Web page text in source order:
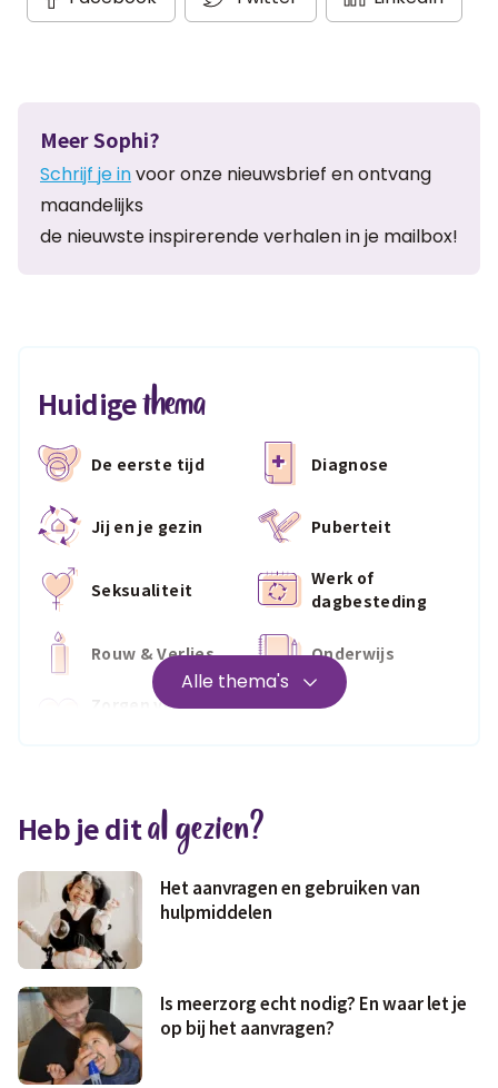
Meer Sophi?
Schrijf je invoor onze nieuwsbrief en ontvang
maandelijks
de nieuwste inspirerende verhalen in je mailbox!
Huidigethema
De eerste tijd Diagnose
Jij en je gezin Puberteit
Seksualiteit
Werk of
dagbesteding
Rouw & Verlies Onderwijs
Zorgen voor
Wonen
Geld & wetten
Alle thema's
Heb je dital gezien?
Het aanvragen en gebruiken van
hulpmiddelen
Is meerzorg echt nodig? En waar let je
op bij het aanvragen?